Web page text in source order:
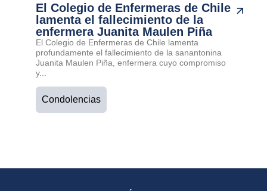
El Colegio de Enfermeras de Chile
lamenta el fallecimiento de la
enfermera Juanita Maulen Piña
El Colegio de Enfermeras de Chile lamenta
profundamente el fallecimiento de la sanantonina
Juanita Maulen Piña, enfermera cuyo compromiso
y...
Condolencias